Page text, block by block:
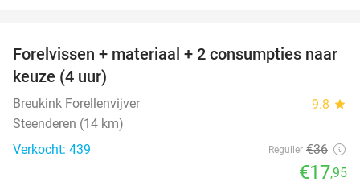
50%
Forelvissen + materiaal + 2 consumpties naar
keuze (4 uur)
Breukink Forellenvijver 9.8 star
Steenderen (14 km)
Verkocht: 439
Regulier €36
€17,95